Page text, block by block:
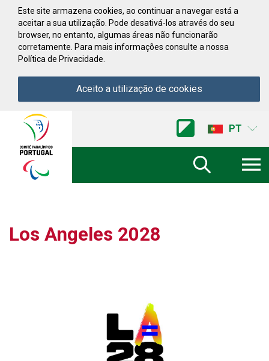
Saltar para conteúdo
Este site armazena cookies, ao continuar a navegar está a
aceitar a sua utilização. Pode desativá-los através do seu
browser, no entanto, algumas áreas não funcionarão
corretamente. Para mais informações consulte a nossa
Política de Privacidade.
Aceito a utilização de cookies
Comite
Paralimpico
Portugal
PT
Los Angeles 2028